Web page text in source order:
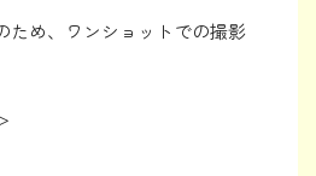
め、ワンショットでの撮影